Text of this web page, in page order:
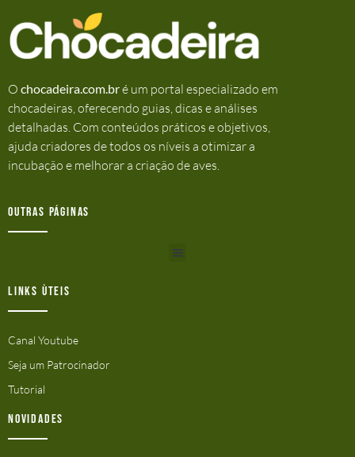
O chocadeira.com.bré um portal especializado em
chocadeiras, oferecendo guias, dicas e análises
detalhadas. Com conteúdos práticos e objetivos,
ajuda criadores de todos os níveis a otimizar a
incubação e melhorar a criação de aves.
Outras Páginas
Links ùteis
Canal Youtube
Seja um Patrocinador
Tutorial
Novidades